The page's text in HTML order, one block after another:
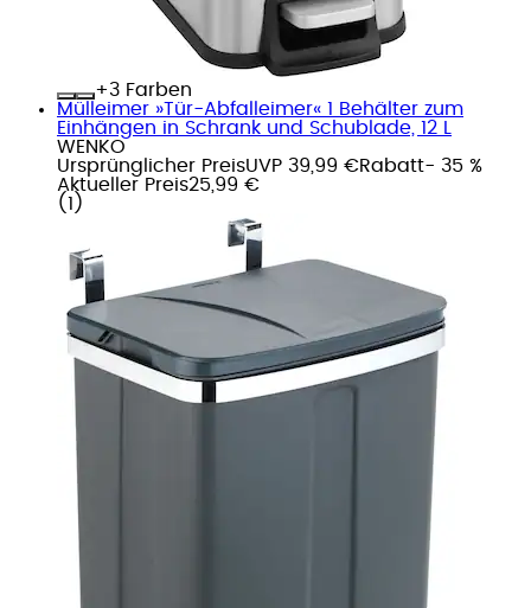
+
Farben
Mülleimer »Tür-Abfalleimer« 1 Behälter zum
Einhängen in Schrank und Schublade, 12 L
WENKO
Ursprünglicher PreisUVP 39,99 €Rabatt- 35 %
Aktueller Preis25,99 €
( 1 )